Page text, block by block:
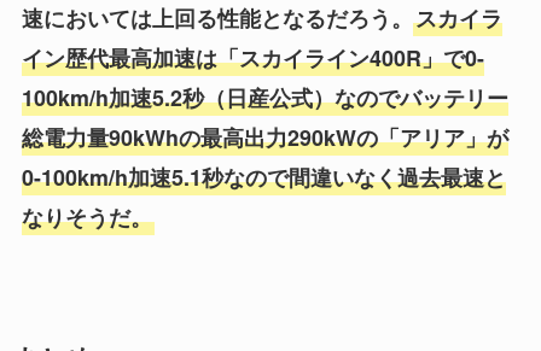
速においては上回る性能となるだろう。 スカイラ
イン歴代最高加速は「スカイライン400R」で0-
100km/h加速5.2秒（日産公式）なのでバッテリー
総電力量90kWhの最高出力290kWの「アリア」が
0-100km/h加速5.1秒なので間違いなく過去最速と
なりそうだ。